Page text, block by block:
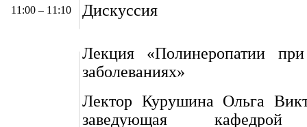
11:00 – 11:10 Дискуссия
Лекция «Полинеропатии при
заболеваниях»
Лектор Курушина Ольга
заведующая кафедрой